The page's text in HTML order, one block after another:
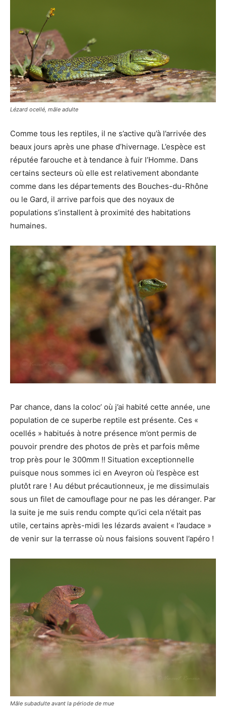
Lézard ocellé, mâle adulte
Comme tous les reptiles, il ne s’active qu’à l’arrivée des
beaux jours après une phase d’hivernage. L’espèce est
réputée farouche et à tendance à fuir l’Homme. Dans
certains secteurs où elle est relativement abondante
comme dans les départements des Bouches-du-Rhône
ou le Gard, il arrive parfois que des noyaux de
populations s’installent à proximité des habitations
humaines.
Par chance, dans la coloc’ où j’ai habité cette année, une
population de ce superbe reptile est présente. Ces «
ocellés » habitués à notre présence m’ont permis de
pouvoir prendre des photos de près et parfois même
trop près pour le 300mm !! Situation exceptionnelle
puisque nous sommes ici en Aveyron où l’espèce est
plutôt rare ! Au début précautionneux, je me dissimulais
sous un filet de camouflage pour ne pas les déranger. Par
la suite je me suis rendu compte qu’ici cela n’était pas
utile, certains après-midi les lézards avaient « l’audace »
de venir sur la terrasse où nous faisions souvent l’apéro !
Mâle subadulte avant la période de mue